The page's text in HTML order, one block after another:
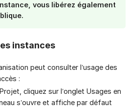
vous libérez également
instances
peut consulter l’usage des
:
cliquez sur l’onglet Usages en
s’ouvre et affiche par défaut